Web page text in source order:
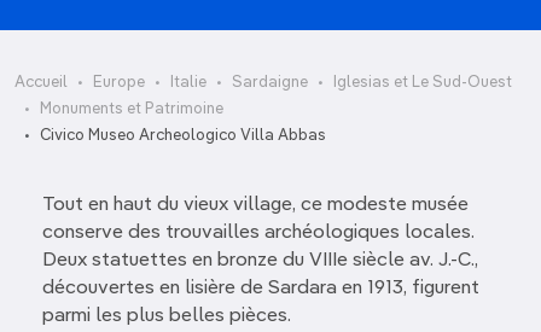
Accueil Europe Italie Sardaigne
Iglesias et Le Sud-Ouest
Monuments et Patrimoine
Civico Museo Archeologico Villa Abbas
Tout en haut du vieux village, ce modeste musée
conserve des trouvailles archéologiques locales.
Deux statuettes en bronze du VIIIe siècle av. J.-C.,
découvertes en lisière de Sardara en 1913, figurent
parmi les plus belles pièces.